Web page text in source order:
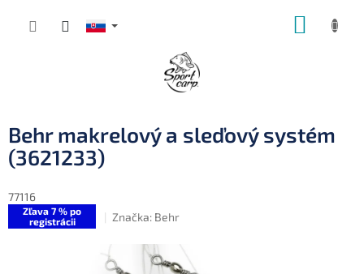
Behr makrelový a sleďový systém
(3621233)
77116
Zľava 7 % po
registrácii
Značka: Behr